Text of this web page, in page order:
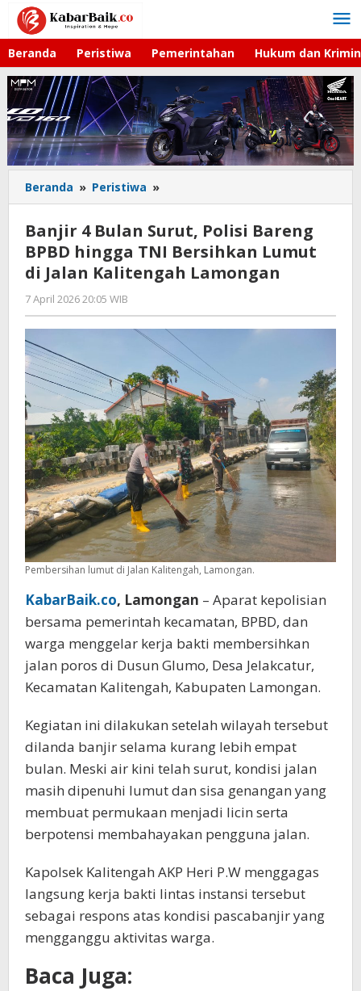
Lewati
konten
Beranda Peristiwa Pemerintahan Hukum dan
Beranda » Peristiwa »
4
Surut,
Polisi
Bareng
Bersihkan
Lumut
di
Jalan
Kalitengah
Lamongan
Banjir 4 Bulan Surut, Polisi Bareng
BPBD hingga TNI Bersihkan Lumut
di Jalan Kalitengah Lamongan
7 April 2026 20:05 WIB
Andika
DP
Pembersihan lumut di Jalan Kalitengah, Lamongan.
KabarBaik.co, Lamongan – Aparat kepolisian
bersama pemerintah kecamatan, BPBD, dan
warga menggelar kerja bakti membersihkan
jalan poros di Dusun Glumo, Desa Jelakcatur,
Kecamatan Kalitengah, Kabupaten Lamongan.
Kegiatan ini dilakukan setelah wilayah tersebut
dilanda banjir selama kurang lebih empat
bulan. Meski air kini telah surut, kondisi jalan
masih dipenuhi lumut dan sisa genangan yang
membuat permukaan menjadi licin serta
berpotensi membahayakan pengguna jalan.
Kapolsek Kalitengah AKP Heri P.W menggagas
langsung kerja bakti lintas instansi tersebut
sebagai respons atas kondisi pascabanjir yang
mengganggu aktivitas warga.
Baca Juga: